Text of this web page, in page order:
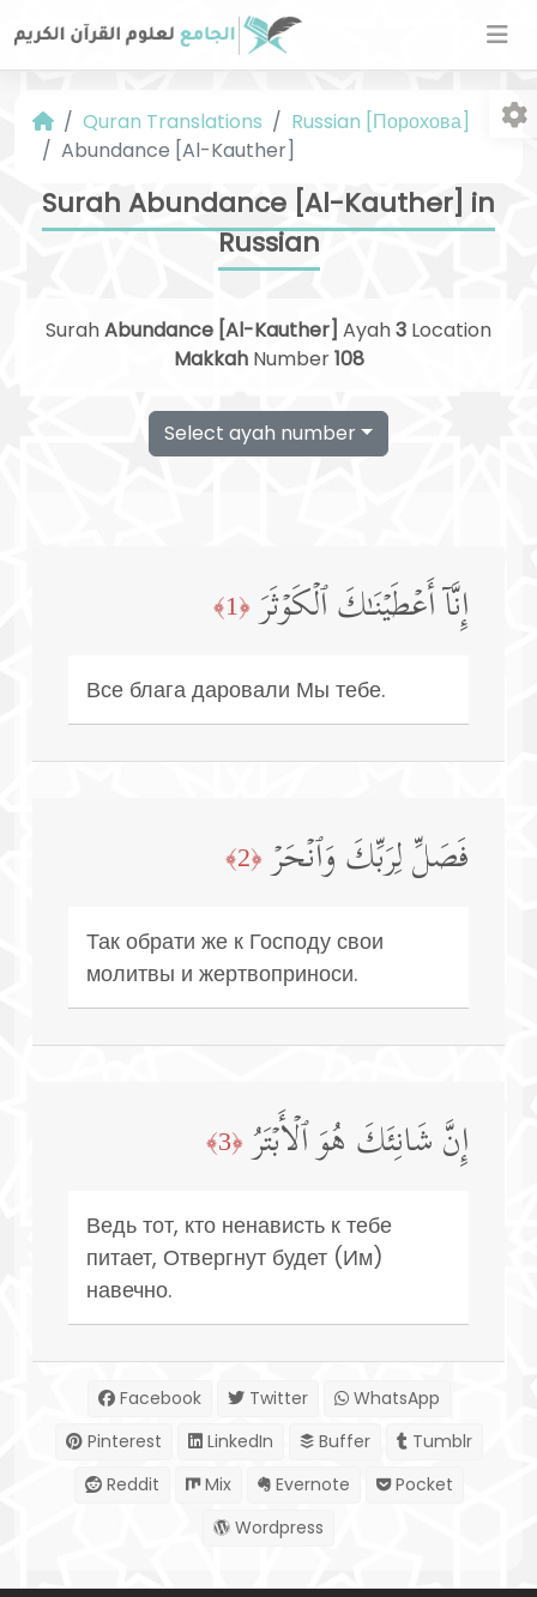
Quran Translations
Russian [Порохова]
Abundance [Al-Kauther]
Surah Abundance [Al-Kauther] in
Russian
SurahAbundance [Al-Kauther] Ayah3 Location
MakkahNumber108
Select ayah number
إِنَّاۤ أَعۡطَیۡنَـٰكَ ٱلۡكَوۡثَرَ ﴿1﴾
Все блага даровали Мы тебе.
فَصَلِّ لِرَبِّكَ وَٱنۡحَرۡ ﴿2﴾
Так обрати же к Господу свои
молитвы и жертвоприноси.
إِنَّ شَانِئَكَ هُوَ ٱلۡأَبۡتَرُ ﴿3﴾
Ведь тот, кто ненависть к тебе
питает, Отвергнут будет (Им)
навечно.
Facebook Twitter
WhatsApp
Pinterest
LinkedIn Buffer
Tumblr
Reddit
Mix Evernote
Pocket
Wordpress